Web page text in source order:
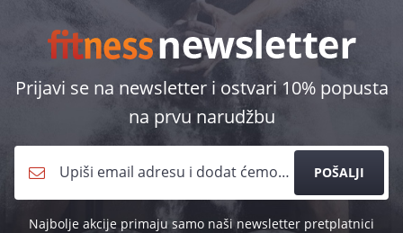
Prijavi se na newsletter i ostvari 10% popusta
na prvu narudžbu
POŠALJI
Najbolje akcije primaju samo naši newsletter pretplatnici